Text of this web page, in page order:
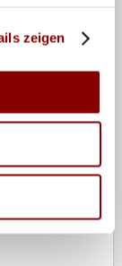
zeigen